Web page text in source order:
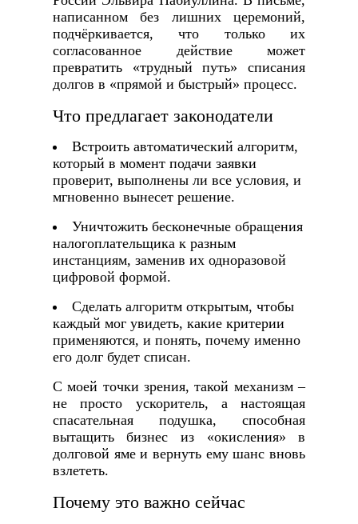
написанном без лишних церемоний,
подчёркивается, что только их
согласованное действие может
превратить «трудный путь» списания
долгов в «прямой и быстрый» процесс.
Что предлагает законодатели
Встроить автоматический алгоритм,
который в момент подачи заявки
проверит, выполнены ли все условия, и
мгновенно вынесет решение.
Уничтожить бесконечные обращения
налогоплательщика к разным
инстанциям, заменив их одноразовой
цифровой формой.
Сделать алгоритм открытым, чтобы
каждый мог увидеть, какие критерии
применяются, и понять, почему именно
его долг будет списан.
С моей точки зрения, такой механизм –
не просто ускоритель, а настоящая
спасательная подушка, способная
вытащить бизнес из «окисления» в
долговой яме и вернуть ему шанс вновь
взлететь.
Почему это важно сейчас